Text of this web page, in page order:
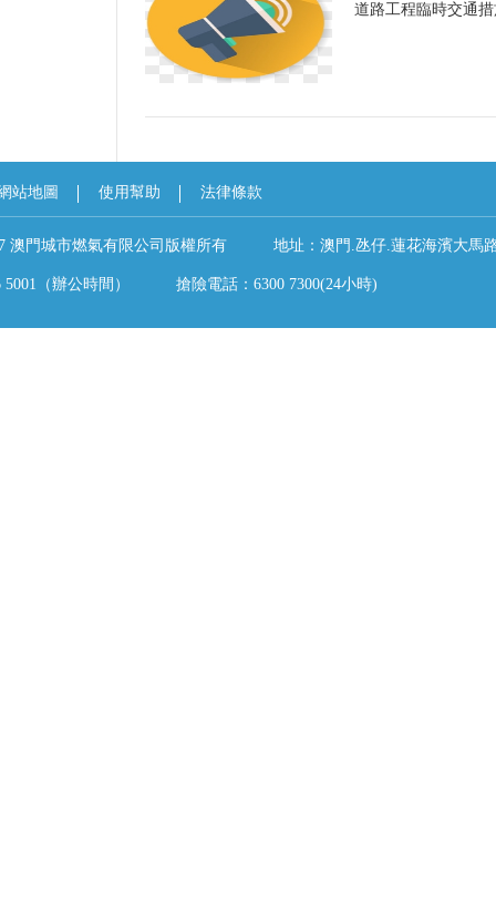
道路工程臨時交通
站地圖 使用幫助 法律條款
澳門城市燃氣有限公司版權所有 地址：澳門.氹仔.蓮花海濱大馬
5001（辦公時間） 搶險電話：6300 7300(24小時)